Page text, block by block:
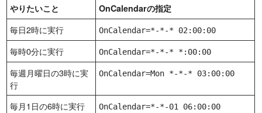
やりたいこと OnCalendarの指定
毎日2時に実行 OnCalendar=*-*-* 02:00:00
毎時0分に実行 OnCalendar=*-*-* *:00:00
毎週月曜日の3時に実
行
OnCalendar=Mon *-*-* 03:00:00
毎月1日の6時に実行 OnCalendar=*-*-01 06:00:00